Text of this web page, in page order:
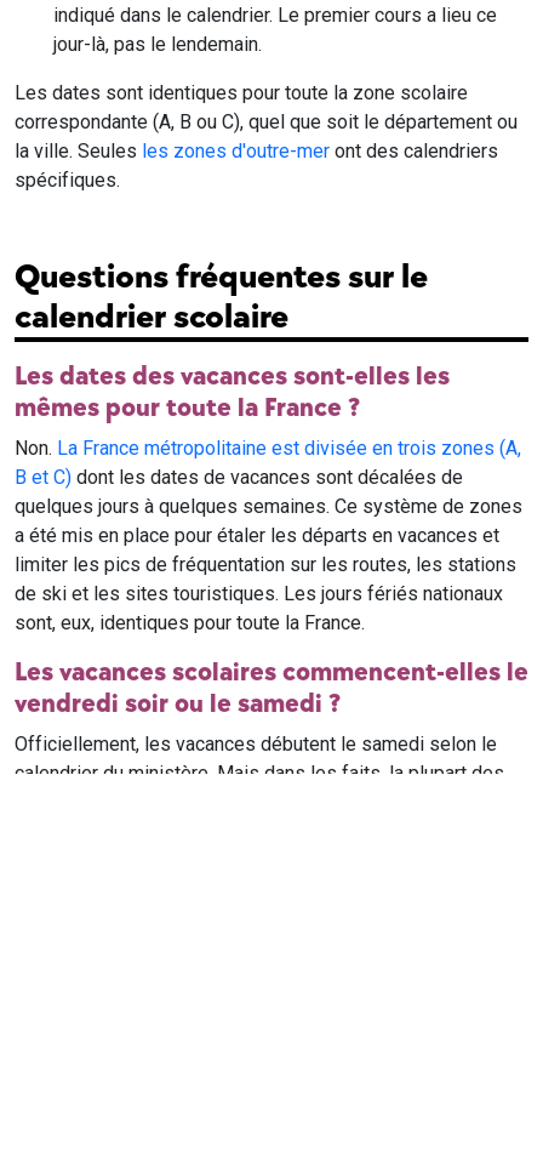
indiqué dans le calendrier. Le premier cours a lieu ce
jour-là, pas le lendemain.
Les dates sont identiques pour toute la zone scolaire
correspondante (A, B ou C), quel que soit le département ou
la ville. Seules les zones d'outre-mer ont des calendriers
spécifiques.
Questions fréquentes sur le
calendrier scolaire
Les dates des vacances sont-elles les
mêmes pour toute la France ?
Non. La France métropolitaine est divisée en trois zones (A,
B et C) dont les dates de vacances sont décalées de
quelques jours à quelques semaines. Ce système de zones
a été mis en place pour étaler les départs en vacances et
limiter les pics de fréquentation sur les routes, les stations
de ski et les sites touristiques. Les jours fériés nationaux
sont, eux, identiques pour toute la France.
Les vacances scolaires commencent-elles le
vendredi soir ou le samedi ?
Officiellement, les vacances débutent le samedi selon le
calendrier du ministère. Mais dans les faits, la plupart des